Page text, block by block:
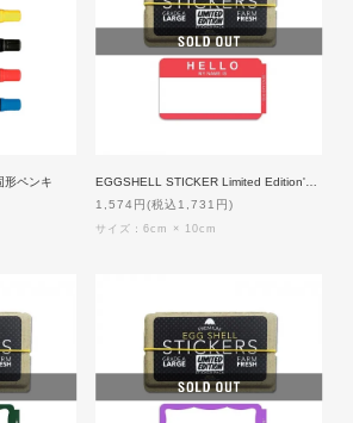
形ペンキ
1,574円(税込1,731円)
サイズ：6cm × 10cm